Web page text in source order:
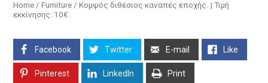
Home / Furniture / Κομψός διθέσιος καναπές εποχής. | Τιμή
εκκίνησης: 10€
Facebook Twitter E-mail Like
Pinterest LinkedIn Print